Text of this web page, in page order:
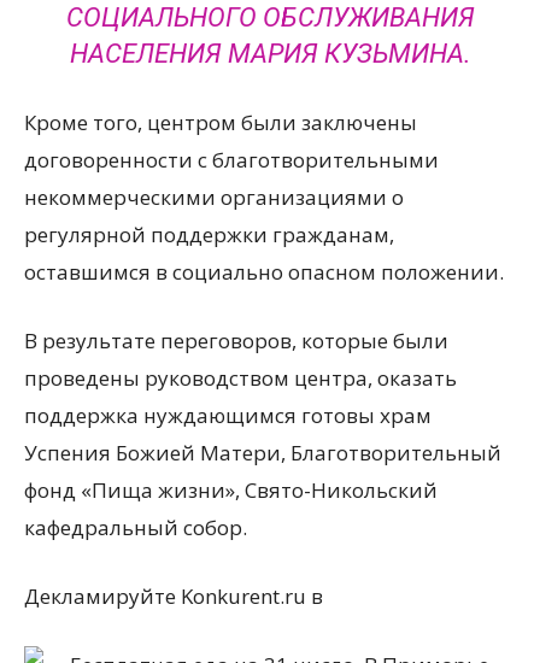
СОЦИАЛЬНОГО ОБСЛУЖИВАНИЯ
НАСЕЛЕНИЯ МАРИЯ КУЗЬМИНА.
Кроме того, центром были заключены
договоренности с благотворительными
некоммерческими организациями о
регулярной поддержки гражданам,
оставшимся в социально опасном положении.
В результате переговоров, которые были
проведены руководством центра, оказать
поддержка нуждающимся готовы храм
Успения Божией Матери, Благотворительный
фонд «Пища жизни», Свято-Никольский
кафедральный собор.
Декламируйте Konkurent.ru в